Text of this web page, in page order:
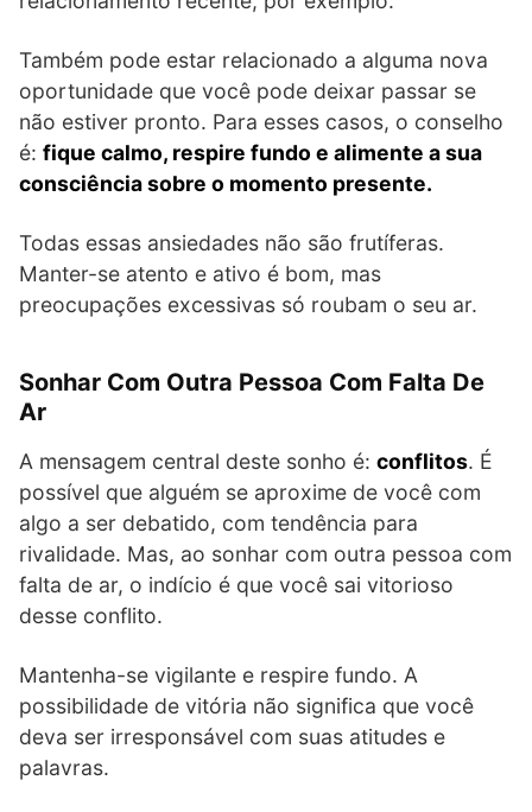
Também pode estar relacionado a alguma nova
oportunidade que você pode deixar passar se
não estiver pronto. Para esses casos, o conselho
é: fique calmo, respire fundo e alimente a sua
consciência sobre o momento presente.
Todas essas ansiedades não são frutíferas.
Manter-se atento e ativo é bom, mas
preocupações excessivas só roubam o seu ar.
Sonhar Com Outra Pessoa Com Falta De
Ar
A mensagem central deste sonho é: conflitos. É
possível que alguém se aproxime de você com
algo a ser debatido, com tendência para
rivalidade. Mas, ao sonhar com outra pessoa com
falta de ar, o indício é que você sai vitorioso
desse conflito.
Mantenha-se vigilante e respire fundo. A
possibilidade de vitória não significa que você
deva ser irresponsável com suas atitudes e
palavras.